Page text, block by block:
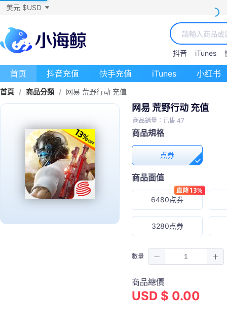
美元 $USD
抖音 iTunes
首页 抖音充值 快手充值 iTunes 小红书
首頁 / 商品分類 / 网易 荒野行动 充值
网易 荒野行动 充值
商品銷量：已售 47
商品規格
点券
商品面值
6480点券
3280点券
數量
商品總價
USD $ 0.00